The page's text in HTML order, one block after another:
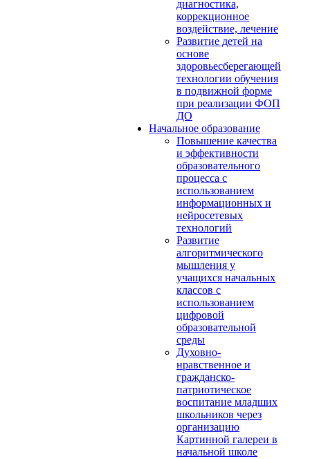
диагностика,
коррекционное
воздействие, лечение
Развитие детей на
основе
здоровьесберегающей
технологии обучения
в подвижной форме
при реализации ФОП
ДО
Начальное образование
Повышение качества
и эффективности
образовательного
процесса с
использованием
информационных и
нейросетевых
технологий
Развитие
алгоритмического
мышления у
учащихся начальных
классов с
использованием
цифровой
образовательной
среды
Духовно-
нравственное и
гражданско-
патриотическое
воспитание младших
школьников через
организацию
Картинной галереи в
начальной школе